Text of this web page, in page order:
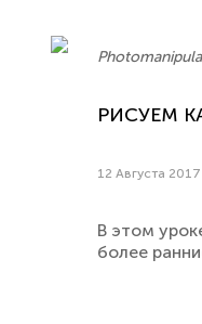
РИСУЕМ
12 Августа 2017
В этом
более